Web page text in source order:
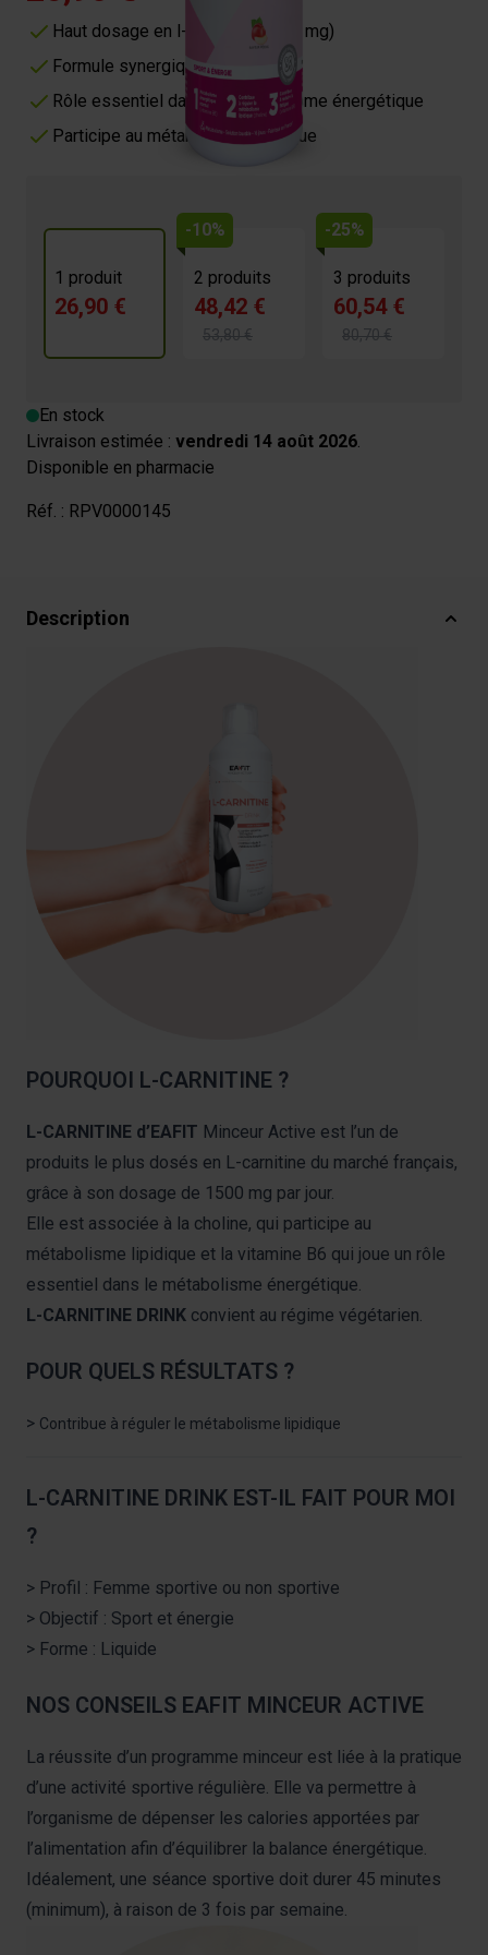
Haut dosage en l-carnitine (1500 mg)
Formule synergique
Rôle essentiel dans le métabolisme énergétique
Participe au métabolisme lipidique
1 produit
26,90 €
-10%
2 produits
48,42 €
53,80 €
-25%
3 produits
60,54 €
80,70 €
En stock
Livraison estimée : vendredi 14 août 2026.
Disponible en pharmacie
Réf. : RPV0000145
Description
POURQUOI L-CARNITINE ?
L-CARNITINE d’EAFIT Minceur Active est l’un de
produits le plus dosés en L-carnitine du marché français,
grâce à son dosage de 1500 mg par jour.
Elle est associée à la choline, qui participe au
métabolisme lipidique et la vitamine B6 qui joue un rôle
essentiel dans le métabolisme énergétique.
L-CARNITINE DRINK convient au régime végétarien.
POUR QUELS RÉSULTATS ?
> Contribue à réguler le métabolisme lipidique
L-CARNITINE DRINK EST-IL FAIT POUR MOI
?
> Profil : Femme sportive ou non sportive
> Objectif : Sport et énergie
> Forme : Liquide
NOS CONSEILS EAFIT MINCEUR ACTIVE
La réussite d’un programme minceur est liée à la pratique
d’une activité sportive régulière. Elle va permettre à
l’organisme de dépenser les calories apportées par
l’alimentation afin d’équilibrer la balance énergétique.
Idéalement, une séance sportive doit durer 45 minutes
(minimum), à raison de 3 fois par semaine.